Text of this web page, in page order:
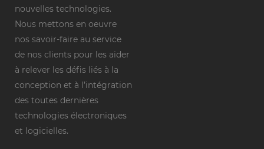
nouvelles technologies.
Nous mettons en oeuvre
nos savoir-faire au service
de nos clients pour les aider
à relever les défis liés à la
conception et à l’intégration
des toutes dernières
technologies électroniques
et logicielles.